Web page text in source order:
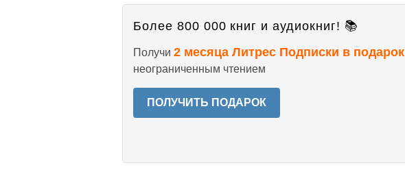
Более 800 000 книг и аудиокниг! 📚
Получи 2 месяца Литрес Подписки в подарок
неограниченным чтением
ПОЛУЧИТЬ ПОДАРОК